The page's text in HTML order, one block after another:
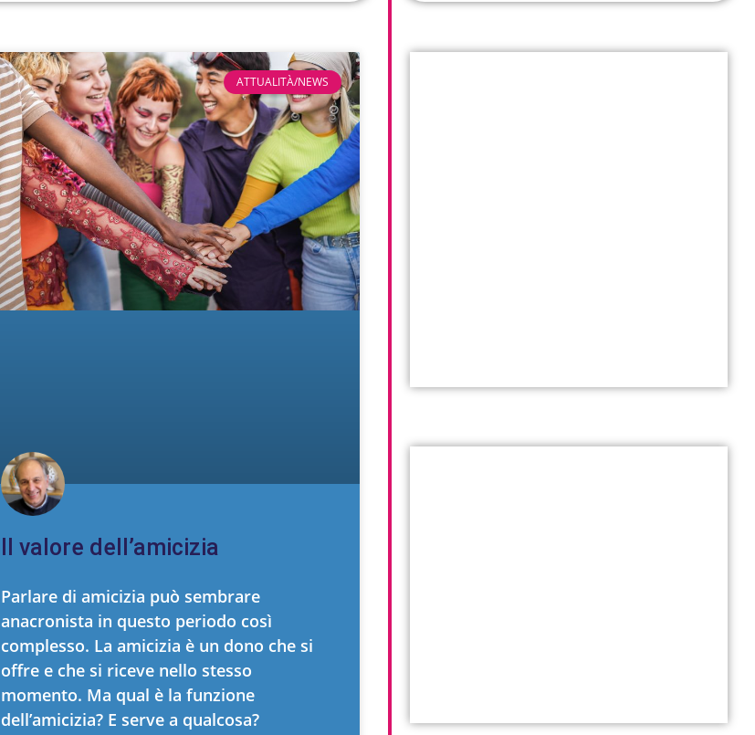
ATTUALITÀ/NEWS
Il valore dell’amicizia
Parlare di amicizia può sembrare
anacronista in questo periodo così
complesso. La amicizia è un dono che si
offre e che si riceve nello stesso
momento. Ma qual è la funzione
dell’amicizia? E serve a qualcosa?